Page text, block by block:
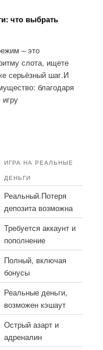
что выбрать
– это
слота, ищете
серьёзный шаг.И
благодаря
ИГРА НА РЕАЛЬНЫЕ
ДЕНЬГИ
Реальный.Потеря
депозита возможна
Требуется аккаунт и
пополнение
Полный, включая
бонусы
Реальные деньги,
возможен кэшаут
Острый азарт и
адреналин